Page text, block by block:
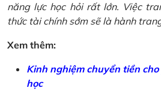
năng lực học hỏi rất lớn. Việc
thức tài chính sớm sẽ là hành
Xem thêm:
Kinh nghiệm chuyển tiền
học